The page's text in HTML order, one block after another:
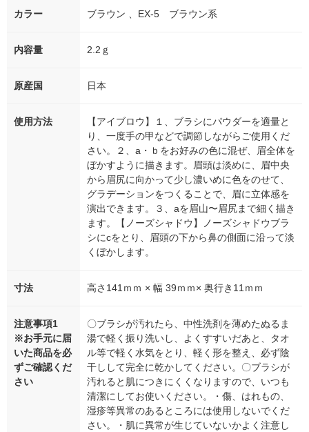
カラー ブラウン 、EX-5 ブラウン系
内容量 2.2ｇ
原産国 日本
使用方法
【アイブロウ】１、ブラシにパウダーを適量と
り、一度手の甲などで調節しながらご使用くだ
さい。２、a・ｂをお好みの色に混ぜ、眉全体を
ぼかすように描きます。眉頭は淡めに、眉中央
から眉尻に向かって少し濃いめに色をのせて、
グラデーションをつくることで、眉に立体感を
演出できます。３、aを眉山〜眉尻まで細く描き
ます。【ノーズシャドウ】ノーズシャドウブラ
シにcをとり、眉頭の下から鼻の側面に沿って淡
くぼかします。
寸法 高さ141ｍｍ × 幅 39ｍｍ× 奥行き11ｍｍ
注意事項1
※お手元に届
いた商品を必
ずご確認くだ
さい
〇ブラシが汚れたら、中性洗剤を薄めたぬるま
湯で軽く振り洗いし、よくすすいだあと、タオ
ル等で軽く水気をとり、軽く形を整え、必ず陰
干しして完全に乾かしてください。〇ブラシが
汚れると肌につきにくくなりますので、いつも
清潔にしてお使いください。・傷、はれもの、
湿疹等異常のあるところには使用しないでくだ
さい。・肌に異常が生じていないかよく注意し